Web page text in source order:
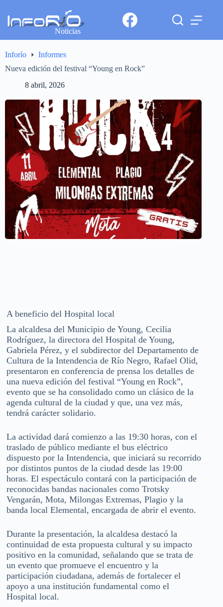
Noticias
Inforío
Informes
Nueva edición del festival “Young en Rock”
8 abril, 2026
A beneficio del Hospital local
La alcaldesa del Municipio de Young, Cecilia
Rodríguez, la directora del Hospital de Young,
Gabriela Pérez, y el subdirector del Departamento de
Cultura de la Intendencia de Río Negro, Rafael Olid,
presentaron en conferencia de prensa los detalles de
una nueva edición del festival “Young en Rock”,
evento que se ha consolidado como un clásico de la
agenda cultural de la ciudad y que, una vez más,
tendrá carácter solidario.
La actividad dará comienzo a las 19:30 horas, con el
traslado de público mediante el bus eléctrico
dispuesto por la Intendencia, que iniciará su recorrido
por distintos puntos de la ciudad desde las 19:00
horas. El espectáculo contará con la participación de
reconocidas bandas nacionales como Trotsky
Vengarán, Mota, Milongas Extremas, Plagio y la
banda local Elemental, encargada de abrir el evento.
Durante la presentación, la alcaldesa destacó la
continuidad de esta propuesta cultural y su impacto
positivo en la comunidad, señalando que se trata de
un evento que promueve el encuentro y la
participación ciudadana, además de fortalecer el
apoyo a una institución fundamental como el
Hospital local.